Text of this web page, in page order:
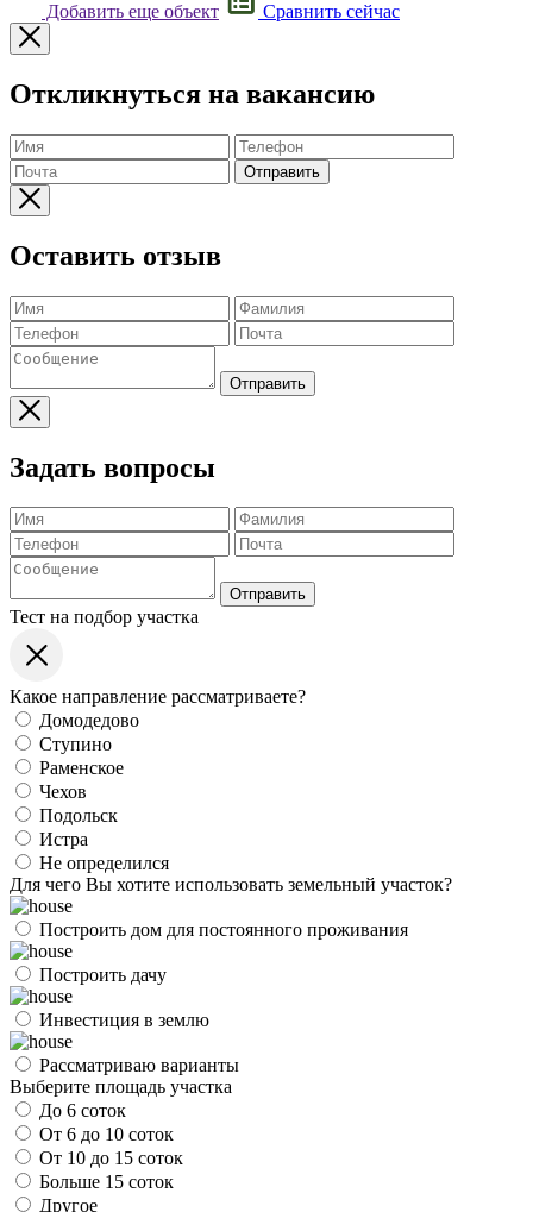
Добавить еще объект Сравнить сейчас
Откликнуться на вакансию
Отправить
Оставить отзыв
Отправить
Задать вопросы
Отправить
Тест на подбор участка
Какое направление рассматриваете?
Домодедово
Ступино
Раменское
Чехов
Подольск
Истра
Не определился
Для чего Вы хотите использовать земельный участок?
Построить дом для постоянного проживания
Построить дачу
Инвестиция в землю
Рассматриваю варианты
Выберите площадь участка
До 6 соток
От 6 до 10 соток
От 10 до 15 соток
Больше 15 соток
Другое